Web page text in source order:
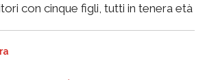
con cinque figli, tutti in tenera età